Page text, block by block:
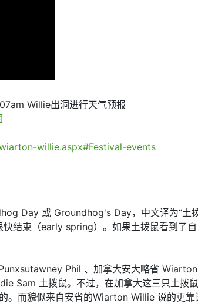
Willie出洞进行天气预报
willie.aspx#Festival-events
Day 或 Groundhog's Day，中文译为“土
结束（early spring）。如果土拨鼠看到了
Phil 、加拿大安大略省
Sam 土拨鼠。不过，在加拿大这三只土拨
。而貌似来自安省的Wiarton Willie 说的更